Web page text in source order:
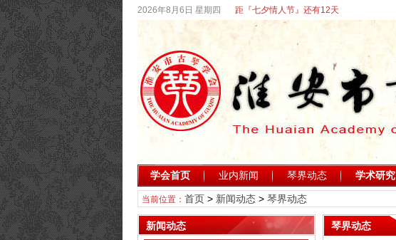
2026年8月6日 星期四 距『七夕情人节』还有12天
学会首页 业内新闻 琴界动态 学术研究
当前位置： 首页> 新闻动态> 琴界动态
琴界动态
新闻动态